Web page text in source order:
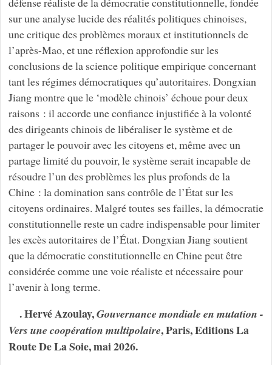
sur une analyse lucide des réalités politiques chinoises,
une critique des problèmes moraux et institutionnels de
l’après-Mao, et une réflexion approfondie sur les
conclusions de la science politique empirique concernant
tant les régimes démocratiques qu’autoritaires. Dongxian
Jiang montre que le ‘modèle chinois’ échoue pour deux
raisons : il accorde une confiance injustifiée à la volonté
des dirigeants chinois de libéraliser le système et de
partager le pouvoir avec les citoyens et, même avec un
partage limité du pouvoir, le système serait incapable de
résoudre l’un des problèmes les plus profonds de la
Chine : la domination sans contrôle de l’État sur les
citoyens ordinaires. Malgré toutes ses failles, la démocratie
constitutionnelle reste un cadre indispensable pour limiter
les excès autoritaires de l’État. Dongxian Jiang soutient
que la démocratie constitutionnelle en Chine peut être
considérée comme une voie réaliste et nécessaire pour
l’avenir à long terme.
. Hervé Azoulay,Gouvernance mondiale en mutation -
Vers une coopération multipolaire, Paris, Editions La
Route De La Soie, mai 2026.